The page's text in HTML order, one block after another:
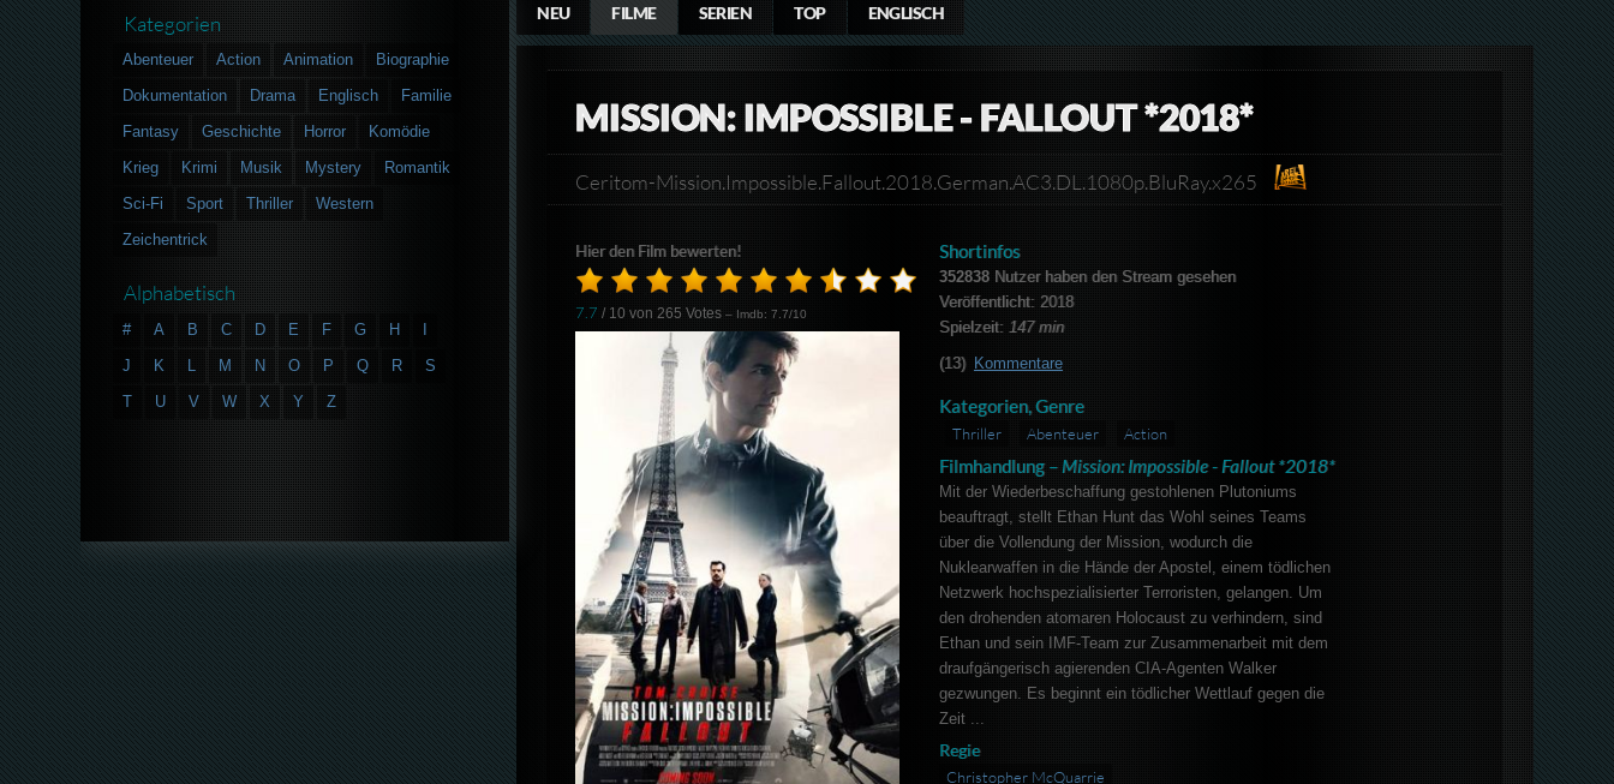
NEU FILME SERIEN TOP ENGLISCH
MISSION: IMPOSSIBLE - FALLOUT *2018*
Ceritom-Mission.Impossible.Fallout.2018.German.AC3.DL.1080p.BluRay.x265
Hier den Film bewerten!
7.7 / 10 von265 Votes – Imdb: 7.7/10
Shortinfos
352838Nutzer haben den Stream gesehen
Veröffentlicht: 2018
Spielzeit: 147 min
(13) Kommentare
Kategorien, Genre
Thriller Abenteuer Action
Filmhandlung – Mission: Impossible - Fallout *2018*
Mit der Wiederbeschaffung gestohlenen Plutoniums
beauftragt, stellt Ethan Hunt das Wohl seines Teams
über die Vollendung der Mission, wodurch die
Nuklearwaffen in die Hände der Apostel, einem tödlichen
Netzwerk hochspezialisierter Terroristen, gelangen. Um
den drohenden atomaren Holocaust zu verhindern, sind
Ethan und sein IMF-Team zur Zusammenarbeit mit dem
draufgängerisch agierenden CIA-Agenten Walker
gezwungen. Es beginnt ein tödlicher Wettlauf gegen die
Zeit ...
Regie
Christopher McQuarrie
Kategorien
Abenteuer Action Animation
Biographie
Dokumentation
Drama Englisch
Familie
Fantasy
Geschichte Horror
Komödie
Krieg
Krimi Musik Mystery
Romantik
Sci-Fi
Sport Thriller
Western
Zeichentrick
Alphabetisch
# A B C D E F G H
J
K L M N O P Q R
S
T
U V W X Y Z